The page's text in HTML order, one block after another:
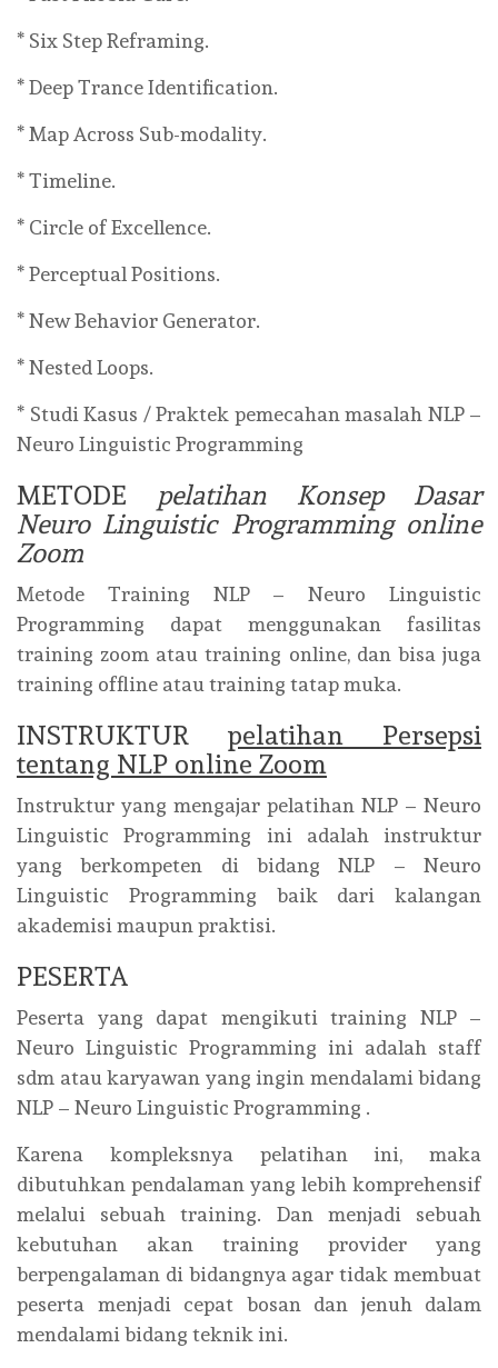
* Six Step Reframing.
* Deep Trance Identification.
* Map Across Sub-modality.
* Timeline.
* Circle of Excellence.
* Perceptual Positions.
* New Behavior Generator.
* Nested Loops.
* Studi Kasus / Praktek pemecahan masalah NLP –
Neuro Linguistic Programming
METODE pelatihan Konsep Dasar
Neuro Linguistic Programming online
Zoom
Metode Training NLP – Neuro Linguistic
Programming dapat menggunakan fasilitas
training zoom atau training online, dan bisa juga
training offline atau training tatap muka.
INSTRUKTUR pelatihan Persepsi
tentang NLP online Zoom
Instruktur yang mengajar pelatihan NLP – Neuro
Linguistic Programming ini adalah instruktur
yang berkompeten di bidang NLP – Neuro
Linguistic Programming baik dari kalangan
akademisi maupun praktisi.
PESERTA
Peserta yang dapat mengikuti training NLP –
Neuro Linguistic Programming ini adalah staff
sdm atau karyawan yang ingin mendalami bidang
NLP – Neuro Linguistic Programming .
Karena kompleksnya pelatihan ini, maka
dibutuhkan pendalaman yang lebih komprehensif
melalui sebuah training. Dan menjadi sebuah
kebutuhan akan training provider yang
berpengalaman di bidangnya agar tidak membuat
peserta menjadi cepat bosan dan jenuh dalam
mendalami bidang teknik ini.